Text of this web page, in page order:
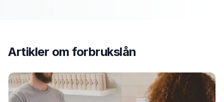
2 Vi tar kontakt
Vi går gjennom forespørselen din og tar kontakt med
Artikler omforbrukslån